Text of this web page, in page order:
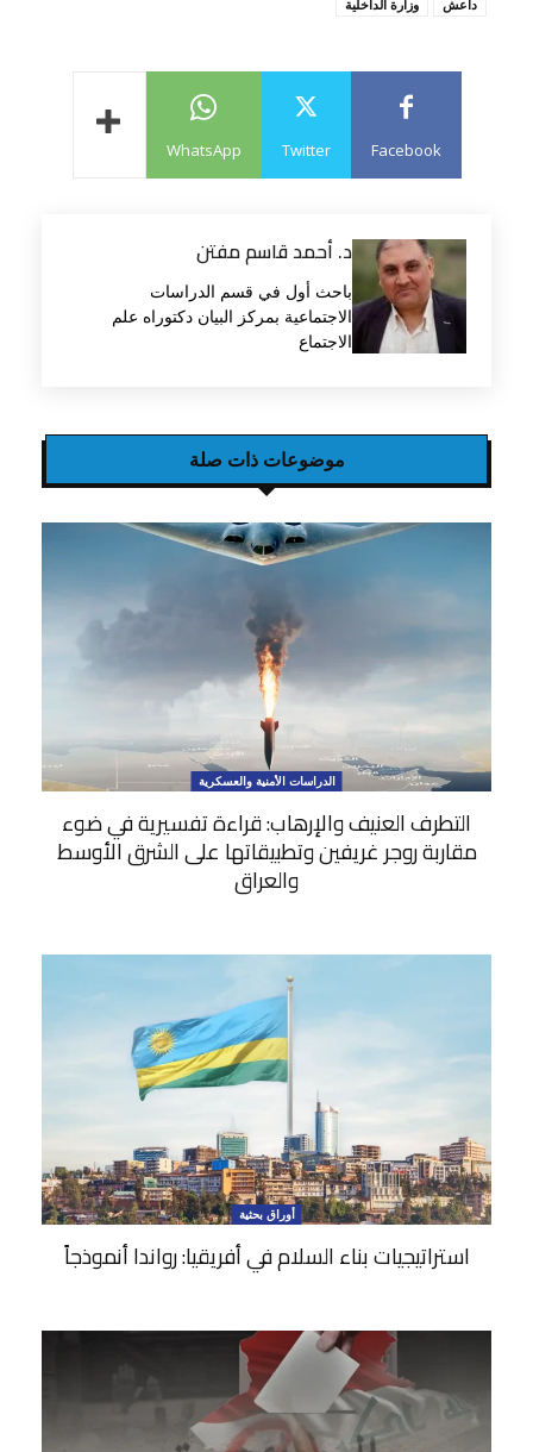
داعش وزارة الداخلية
Facebook
Twitter
WhatsApp
د. أحمد قاسم مفتن
باحث أول في قسم الدراسات
الاجتماعية بمركز البيان دكتوراه علم
الاجتماع
موضوعات ذات صلة
الدراسات الأمنية والعسكرية
التطرف العنيف والإرهاب: قراءة تفسيرية في ضوء
مقاربة روجر غريفين وتطبيقاتها على الشرق الأوسط
والعراق
أوراق بحثية
استراتيجيات بناء السلام في أفريقيا: رواندا أنموذجاً